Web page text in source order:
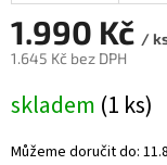
1.990 Kč /
1.645 Kč bez DPH
cena:
skladem (1 ks)
Můžeme doručit do: